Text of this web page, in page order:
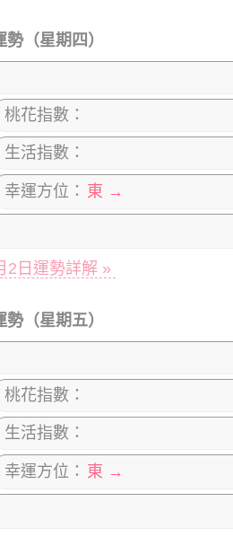
（星期四）
桃花指數：
生活指數：
幸運方位： 東 →
2日運勢詳解 »
（星期五）
桃花指數：
生活指數：
幸運方位： 東 →